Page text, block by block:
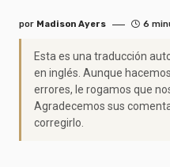
por Madison Ayers 6
Esta es una traducción
en inglés. Aunque
errores, le rogamos que
Agradecemos sus
corregirlo.